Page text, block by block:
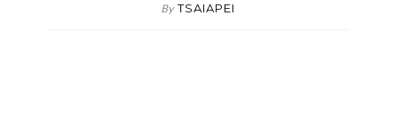
By TSAIAPEI